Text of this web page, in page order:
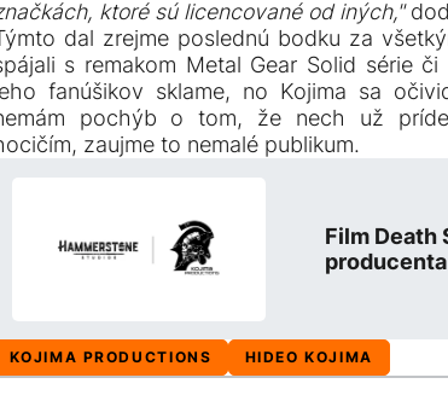
ktoré sú licencované od iných,"
dal zrejme poslednú bodku za
s remakom Metal Gear Solid série
fanúšikov sklame, no Kojima sa
pochýb o tom, že nech už
zaujme to nemalé publikum.
Film Death
KOJIMA PRODUCTIONS HIDEO KOJIMA